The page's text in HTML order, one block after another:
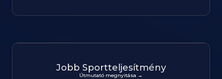
Jobb Sportteljesítmény
Útmutató megnyitása →